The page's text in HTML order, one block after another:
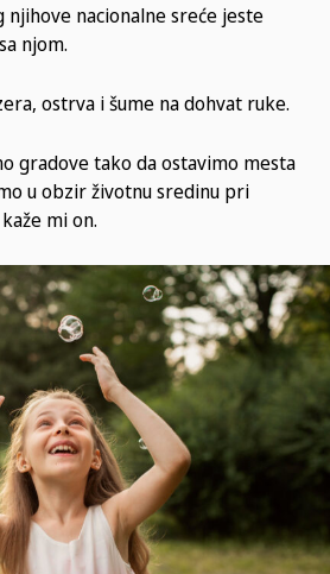
njihove nacionalne sreće jeste
njom.
ostrva i šume na dohvat ruke.
gradove tako da ostavimo mesta
u obzir životnu sredinu pri
mi on.